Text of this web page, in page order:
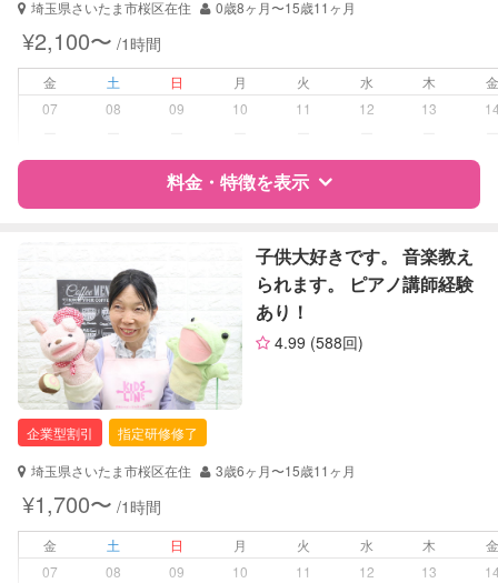
病児対応
障がい児対応 対応可否は個別に相談
レッスン なし
定期予約 可能
お子様の撮影
（定期特典）
対応不可
埼玉県さいたま市桜区在住
0歳8ヶ月〜15歳11ヶ月
¥2,100〜 /1時間
金 土 日 月 火 水 木
07
08 09 10 11 12 13
料金・特徴を表示
サポートの特徴
資格
企業型割引対象(旧内閣府補助対象)
自治体届出済ベビーシッター
保育士
看護師
調理師
対応可能/特徴
送迎サポート
子供大好きです。 音楽教え
られます。 ピアノ講師経験
あり！
4.99 (588回)
企業型割引
指定研修修了
埼玉県さいたま市桜区在住
3歳6ヶ月〜15歳11ヶ月
¥1,700〜 /1時間
金 土 日 月 火 水 木
07
08 09 10 11 12 13